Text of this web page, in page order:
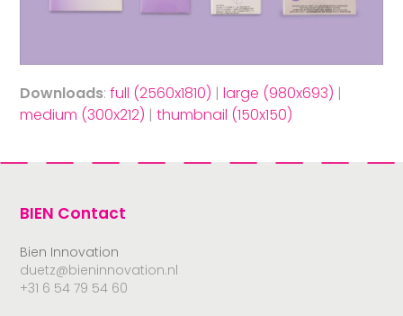
Downloads:full (2560x1810) |large (980x693) |
medium (300x212) |thumbnail (150x150)
BIEN Contact
Bien Innovation
duetz@bieninnovation.nl
+31 6 54 79 54 60